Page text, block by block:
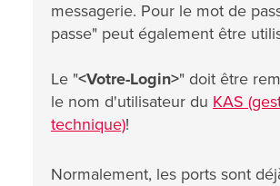
messagerie. Pour le mot de
passe" peut également être
Le "<Votre-Login>" doit être
le nom d'utilisateur du KAS
technique)!
Normalement, les ports sont